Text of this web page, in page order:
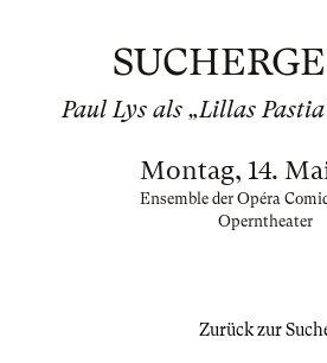
Paul Lys als „Lillas
Montag, 14.
Ensemble der Opéra
Operntheater
Zurück zur